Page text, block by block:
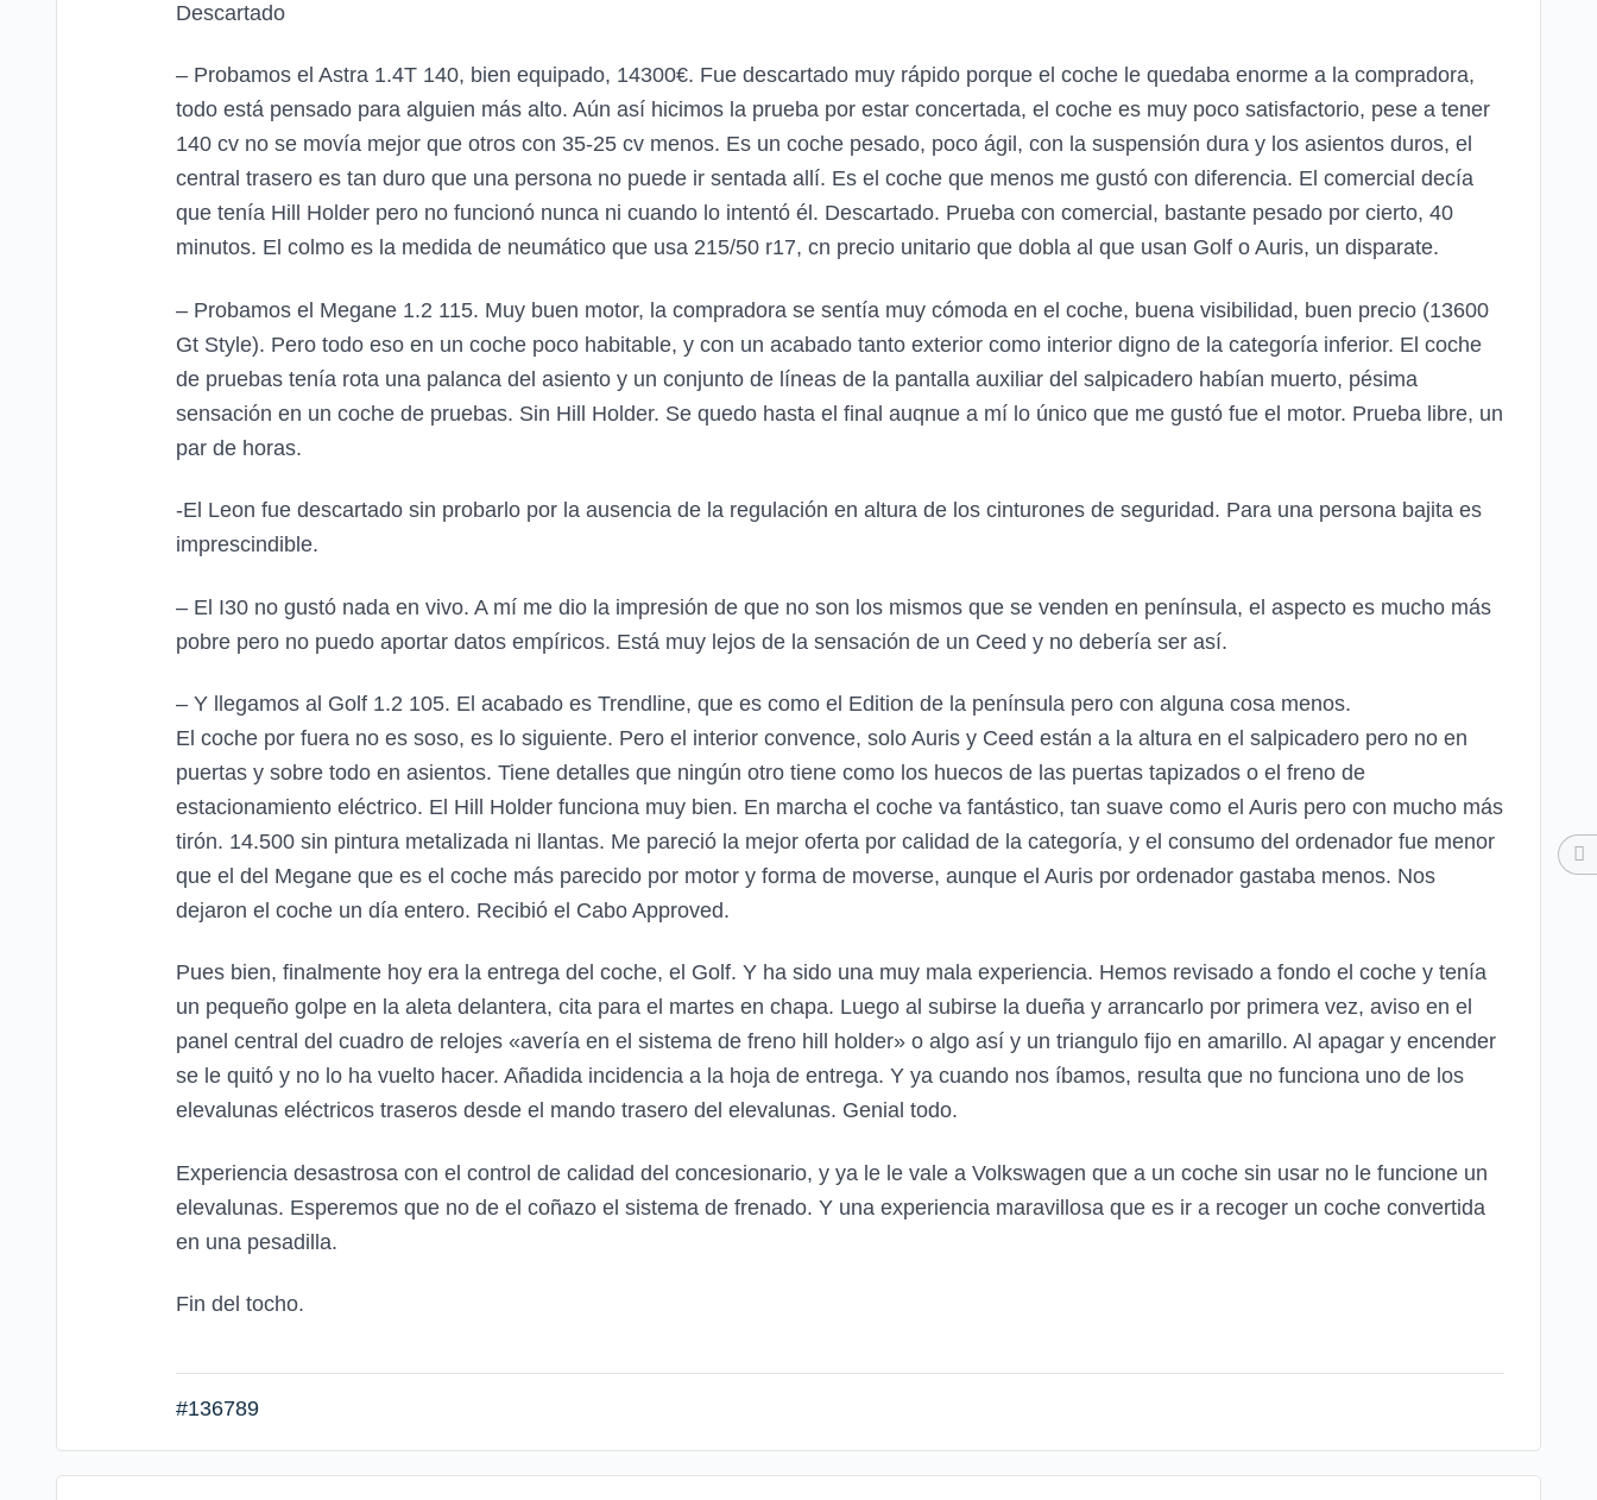
Descartado
– Probamos el Astra 1.4T 140, bien equipado, 14300€. Fue descartado muy rápido porque el coche le quedaba enorme a la compradora,
todo está pensado para alguien más alto. Aún así hicimos la prueba por estar concertada, el coche es muy poco satisfactorio, pese a tener
140 cv no se movía mejor que otros con 35-25 cv menos. Es un coche pesado, poco ágil, con la suspensión dura y los asientos duros, el
central trasero es tan duro que una persona no puede ir sentada allí. Es el coche que menos me gustó con diferencia. El comercial decía
que tenía Hill Holder pero no funcionó nunca ni cuando lo intentó él. Descartado. Prueba con comercial, bastante pesado por cierto, 40
minutos. El colmo es la medida de neumático que usa 215/50 r17, cn precio unitario que dobla al que usan Golf o Auris, un disparate.
– Probamos el Megane 1.2 115. Muy buen motor, la compradora se sentía muy cómoda en el coche, buena visibilidad, buen precio (13600
Gt Style). Pero todo eso en un coche poco habitable, y con un acabado tanto exterior como interior digno de la categoría inferior. El coche
de pruebas tenía rota una palanca del asiento y un conjunto de líneas de la pantalla auxiliar del salpicadero habían muerto, pésima
sensación en un coche de pruebas. Sin Hill Holder. Se quedo hasta el final auqnue a mí lo único que me gustó fue el motor. Prueba libre, un
par de horas.
-El Leon fue descartado sin probarlo por la ausencia de la regulación en altura de los cinturones de seguridad. Para una persona bajita es
imprescindible.
– El I30 no gustó nada en vivo. A mí me dio la impresión de que no son los mismos que se venden en península, el aspecto es mucho más
pobre pero no puedo aportar datos empíricos. Está muy lejos de la sensación de un Ceed y no debería ser así.
– Y llegamos al Golf 1.2 105. El acabado es Trendline, que es como el Edition de la península pero con alguna cosa menos.
El coche por fuera no es soso, es lo siguiente. Pero el interior convence, solo Auris y Ceed están a la altura en el salpicadero pero no en
puertas y sobre todo en asientos. Tiene detalles que ningún otro tiene como los huecos de las puertas tapizados o el freno de
estacionamiento eléctrico. El Hill Holder funciona muy bien. En marcha el coche va fantástico, tan suave como el Auris pero con mucho más
tirón. 14.500 sin pintura metalizada ni llantas. Me pareció la mejor oferta por calidad de la categoría, y el consumo del ordenador fue menor
que el del Megane que es el coche más parecido por motor y forma de moverse, aunque el Auris por ordenador gastaba menos. Nos
dejaron el coche un día entero. Recibió el Cabo Approved.
Pues bien, finalmente hoy era la entrega del coche, el Golf. Y ha sido una muy mala experiencia. Hemos revisado a fondo el coche y tenía
un pequeño golpe en la aleta delantera, cita para el martes en chapa. Luego al subirse la dueña y arrancarlo por primera vez, aviso en el
panel central del cuadro de relojes «avería en el sistema de freno hill holder» o algo así y un triangulo fijo en amarillo. Al apagar y encender
se le quitó y no lo ha vuelto hacer. Añadida incidencia a la hoja de entrega. Y ya cuando nos íbamos, resulta que no funciona uno de los
elevalunas eléctricos traseros desde el mando trasero del elevalunas. Genial todo.
Experiencia desastrosa con el control de calidad del concesionario, y ya le le vale a Volkswagen que a un coche sin usar no le funcione un
elevalunas. Esperemos que no de el coñazo el sistema de frenado. Y una experiencia maravillosa que es ir a recoger un coche convertida
en una pesadilla.
Fin del tocho.
#136789